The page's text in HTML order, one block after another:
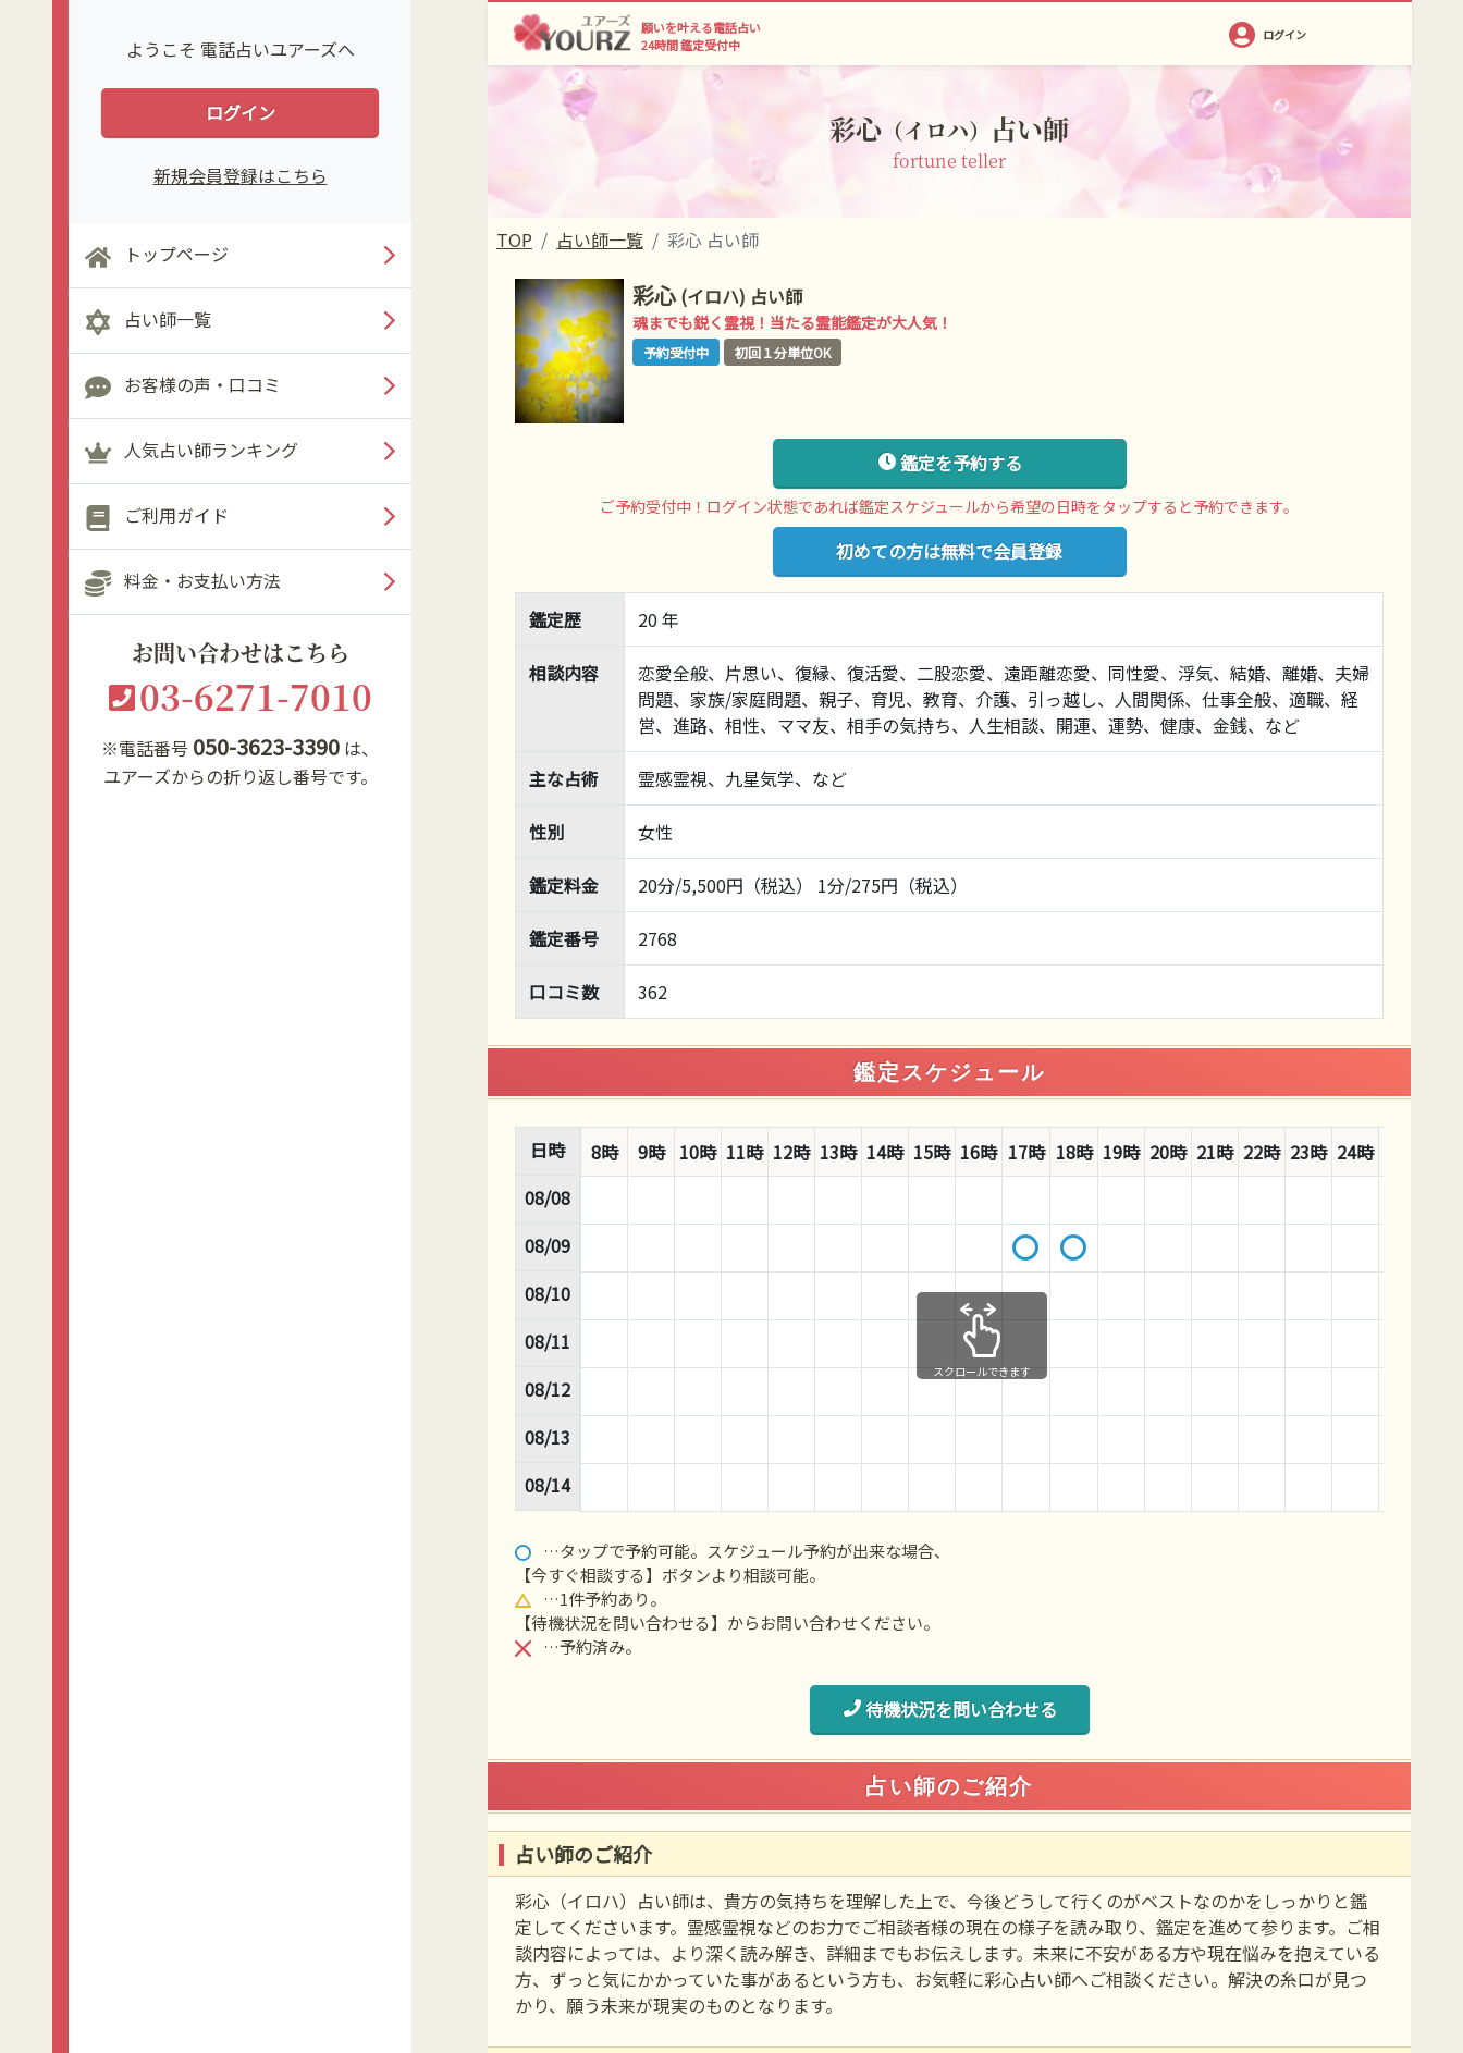
ようこそ 電話占いユアーズへ
ログイン
新規会員登録はこちら
トップページ
占い師一覧
お客様の声・口コミ
人気占い師ランキング
ご利用ガイド
料金・お支払い方法
お問い合わせはこちら
03-6271-7010
※電話番号 050-3623-3390 は、
ユアーズからの折り返し番号です。
願いを叶える電話占い
24時間 鑑定受付中
ログイン
彩心 （イロハ） 占い師
fortune teller
TOP 占い師一覧 彩心 占い師
彩心 (イロハ) 占い師
魂までも鋭く霊視！当たる霊能鑑定が大人気！
予約受付中 初回１分単位OK
鑑定を予約する
ご予約受付中！ログイン状態であれば鑑定スケジュールから希望の日時をタップすると予約できます。
初めての方は無料で会員登録
鑑定歴 20 年
相談内容
恋愛全般、片思い、復縁、復活愛、二股恋愛、遠距離恋愛、同性愛、浮気、結婚、離婚、夫婦
問題、家族/家庭問題、親子、育児、教育、介護、引っ越し、人間関係、仕事全般、適職、経
営、進路、相性、ママ友、相手の気持ち、人生相談、開運、運勢、健康、金銭、など
主な占術 霊感霊視、九星気学、など
性別 女性
鑑定料金 20分/5,500円（税込） 1分/275円（税込）
鑑定番号 2768
口コミ数 362
鑑定スケジュール
日時
08/08
08/09
08/10
08/11
08/12
08/13
08/14
8時 9時 10時 11時 12時 13時 14時 15時 16時 17時 18時 19時 20時 21時 22時 23時 24時
スクロールできます
…タップで予約可能。スケジュール予約が出来な場合、
【今すぐ相談する】ボタンより相談可能。
…1件予約あり。
【待機状況を問い合わせる】からお問い合わせください。
…予約済み。
待機状況を問い合わせる
占い師のご紹介
占い師のご紹介
彩心（イロハ）占い師は、貴方の気持ちを理解した上で、今後どうして行くのがベストなのかをしっかりと鑑
定してくださいます。霊感霊視などのお力でご相談者様の現在の様子を読み取り、鑑定を進めて参ります。ご相
談内容によっては、より深く読み解き、詳細までもお伝えします。未来に不安がある方や現在悩みを抱えている
方、ずっと気にかかっていた事があるという方も、お気軽に彩心占い師へご相談ください。解決の糸口が見つ
かり、願う未来が現実のものとなります。